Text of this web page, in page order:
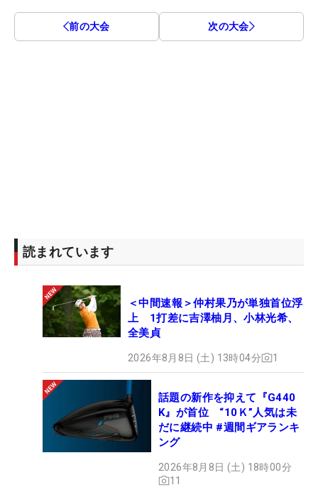
前の大会 次の大会
読まれています
＜中間速報＞仲村果乃が単独首位浮
上 1打差に吉澤柚月、小林光希、
全美貞
2026年8月8日 (土) 13時04分 1
話題の新作を抑えて『G440
K』が首位 “10Ｋ”人気は未
だに継続中 #週間ギアランキ
ング
2026年8月8日 (土) 18時00分
11